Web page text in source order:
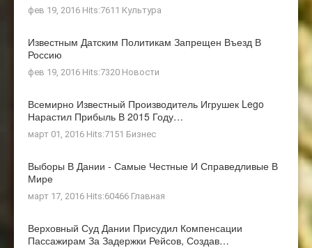
фев 19, 2016 Hits:7611 Культура
Известным Датским Политикам Запрещен Въезд В
Россию
фев 19, 2016 Hits:7320 Новости
Всемирно Известный Производитель Игрушек Lego
Нарастил Прибыль В 2015 Году…
март 01, 2016 Hits:7151 Бизнес
Выборы В Дании - Самые Честные И Справедливые В
Мире
март 17, 2016 Hits:60466 Главная
Верховный Суд Дании Присудил Компенсации
Пассажирам За Задержки Рейсов, Создав…